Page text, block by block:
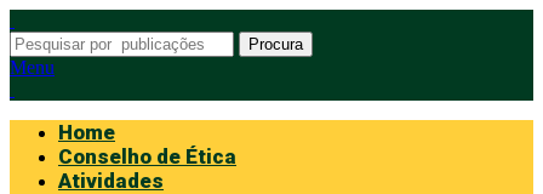
Procura
Menu
Home
Conselho de Ética
Atividades